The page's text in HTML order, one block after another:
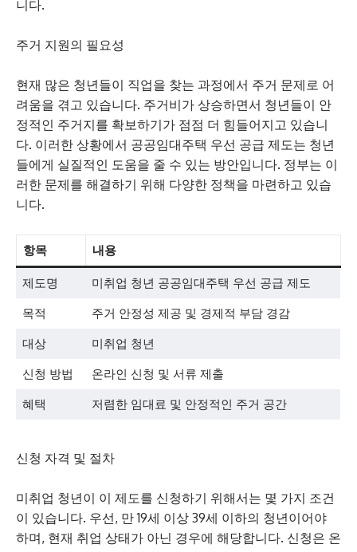
니다.
주거 지원의 필요성
현재 많은 청년들이 직업을 찾는 과정에서 주거 문제로 어
려움을 겪고 있습니다. 주거비가 상승하면서 청년들이 안
정적인 주거지를 확보하기가 점점 더 힘들어지고 있습니
다. 이러한 상황에서 공공임대주택 우선 공급 제도는 청년
들에게 실질적인 도움을 줄 수 있는 방안입니다. 정부는 이
러한 문제를 해결하기 위해 다양한 정책을 마련하고 있습
니다.
항목 내용
제도명 미취업 청년 공공임대주택 우선 공급 제도
목적 주거 안정성 제공 및 경제적 부담 경감
대상 미취업 청년
신청 방법 온라인 신청 및 서류 제출
혜택 저렴한 임대료 및 안정적인 주거 공간
신청 자격 및 절차
미취업 청년이 이 제도를 신청하기 위해서는 몇 가지 조건
이 있습니다. 우선, 만 19세 이상 39세 이하의 청년이어야
하며, 현재 취업 상태가 아닌 경우에 해당합니다. 신청은 온